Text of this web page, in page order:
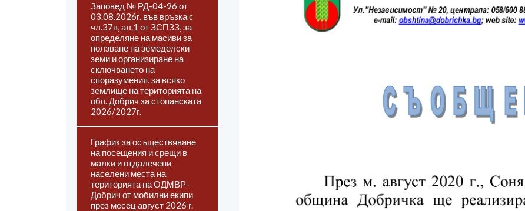
Заповед № РД-04-96 от
03.08.2026г. във връзка с
чл.37в, ал.1 от ЗСПЗЗ, за
определяне на масиви за
ползване на земеделски
земи и организиране на
сключването на
споразумения, за всяко
землище на територията на
обл. Добрич за стопанската
2026/2027г.
График за осъществяване
на посещения и срещи в
малки и отдалечени
населени места на
територията на ОДМВР-
Добрич от мобилни екипи
през месец август 2026 г.